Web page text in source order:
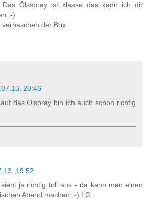
Das Ölsspray ist klasse das kann ich dir
:-)
der Box.
20:46
das Ölspray bin ich auch schon richtig
19:52
ja richtig toll aus - da kann man einen
Abend machen ;-) LG